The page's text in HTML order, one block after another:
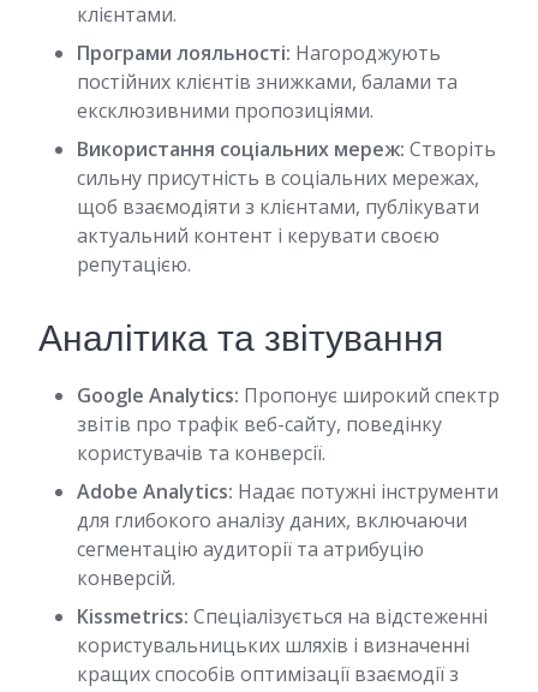
клієнтами.
Програми лояльності: Нагороджують
постійних клієнтів знижками, балами та
ексклюзивними пропозиціями.
Використання соціальних мереж: Створіть
сильну присутність в соціальних мережах,
щоб взаємодіяти з клієнтами, публікувати
актуальний контент і керувати своєю
репутацією.
Аналітика та звітування
Google Analytics: Пропонує широкий спектр
звітів про трафік веб-сайту, поведінку
користувачів та конверсії.
Adobe Analytics: Надає потужні інструменти
для глибокого аналізу даних, включаючи
сегментацію аудиторії та атрибуцію
конверсій.
Kissmetrics: Спеціалізується на відстеженні
користувальницьких шляхів і визначенні
кращих способів оптимізації взаємодії з